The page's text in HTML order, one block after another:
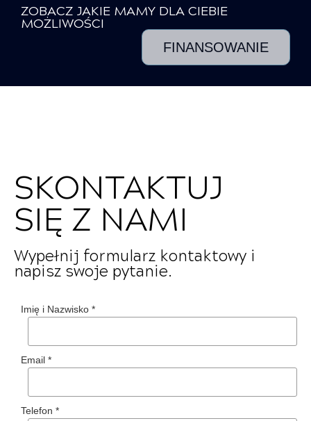
ZOBACZ JAKIE MAMY DLA CIEBIE
MOŻLIWOŚCI
FINANSOWANIE
SKONTAKTUJ
SIĘ Z NAMI
Wypełnij formularz kontaktowy i
napisz swoje pytanie.
Imię i Nazwisko *
Email *
Telefon *